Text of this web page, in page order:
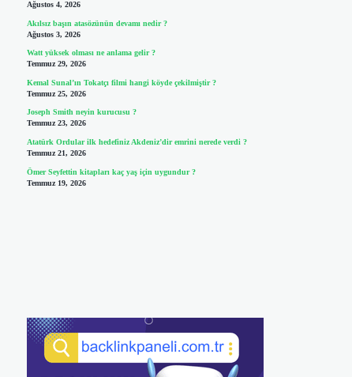
Ağustos 4, 2026
Akılsız başın atasözünün devamı nedir ?
Ağustos 3, 2026
Watt yüksek olması ne anlama gelir ?
Temmuz 29, 2026
Kemal Sunal’ın Tokatçı filmi hangi köyde çekilmiştir ?
Temmuz 25, 2026
Joseph Smith neyin kurucusu ?
Temmuz 23, 2026
Atatürk Ordular ilk hedefiniz Akdeniz’dir emrini nerede verdi ?
Temmuz 21, 2026
Ömer Seyfettin kitapları kaç yaş için uygundur ?
Temmuz 19, 2026